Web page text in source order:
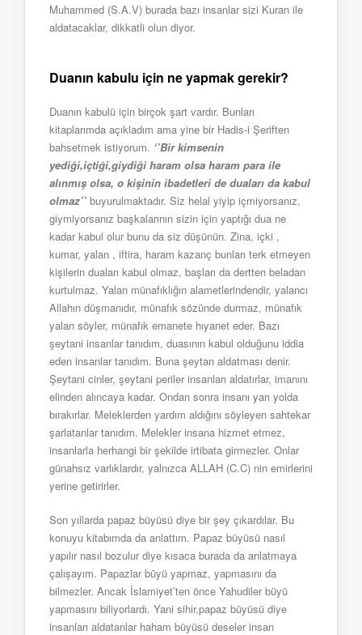
Muhammed (S.A.V) burada bazı insanlar sizi Kuran ile
aldatacaklar, dikkatli olun diyor.
Duanın kabulu için ne yapmak gerekir?
Duanın kabulü için birçok şart vardır. Bunları
kitaplarımda açıkladım ama yine bir Hadis-i Şeriften
bahsetmek istiyorum. ‘’Bir kimsenin
yediği,içtiği,giydiği haram olsa haram para ile
alınmış olsa, o kişinin ibadetleri de duaları da kabul
olmaz’’ buyurulmaktadır. Siz helal yiyip içmiyorsanız,
giymiyorsanız başkalarının sizin için yaptığı dua ne
kadar kabul olur bunu da siz düşünün. Zina, içki ,
kumar, yalan , iftira, haram kazanç bunları terk etmeyen
kişilerin duaları kabul olmaz, başları da dertten beladan
kurtulmaz. Yalan münafıklığın alametlerindendir, yalancı
Allahın düşmanıdır, münafık sözünde durmaz, münafık
yalan söyler, münafık emanete hıyanet eder. Bazı
şeytani insanlar tanıdım, duasının kabul olduğunu iddia
eden insanlar tanıdım. Buna şeytan aldatması denir.
Şeytani cinler, şeytani periler insanları aldatırlar, imanını
elinden alıncaya kadar. Ondan sonra insanı yarı yolda
bırakırlar. Meleklerden yardım aldığını söyleyen sahtekar
şarlatanlar tanıdım. Melekler insana hizmet etmez,
insanlarla herhangi bir şekilde irtibata girmezler. Onlar
günahsız varlıklardır, yalnızca ALLAH (C.C) nin emirlerini
yerine getirirler.
Son yıllarda papaz büyüsü diye bir şey çıkardılar. Bu
konuyu kitabımda da anlattım. Papaz büyüsü nasıl
yapılır nasıl bozulur diye kısaca burada da anlatmaya
çalışayım. Papazlar büyü yapmaz, yapmasını da
bilmezler. Ancak İslamiyet’ten önce Yahudiler büyü
yapmasını biliyorlardı. Yani sihir,papaz büyüsü diye
insanları aldatanlar haham büyüsü deseler insan